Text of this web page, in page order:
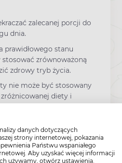
danych dotyczących
strony internetowej, pokazania
Państwu wspaniałego
Aby uzyskać więcej informacji
używamy, otwórz ustawienia.
zalecanej porcji do
dnia.
prawidłowego stanu
stosować zrównoważoną
zdrowy tryb życia.
nie może być stosowany
diety i
suchym miejscu, w
25°C.
w miejscu niedostępnym